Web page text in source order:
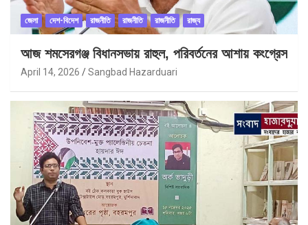
জেলা দেশ-বিদেশ রাজনীতি রাজনীতি রাজনীতি রাজ্য
আজ শমসেরগঞ্জ বিধানসভায় রাহুল, পরিবর্তনের আশায় কংগ্রেস
April 14, 2026 Sangbad Hazarduari